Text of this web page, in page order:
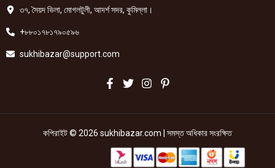
৩৭, সৈয়দ ভিলা, মোগলটুলী, আদর্শ সদর, কুমিল্লা।
+৮৮০১৭৮১৭৯০৫৯৬
sukhibazar@support.com
কপিরাইট © 2026 sukhibazar.com | সমস্ত অধিকার সংরক্ষিত